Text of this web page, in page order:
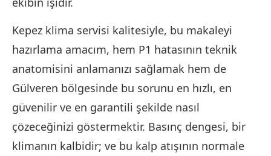
Kepez klima servisi kalitesiyle, bu makaleyi
hazırlama amacım, hem P1 hatasının teknik
anatomisini anlamanızı sağlamak hem de
Gülveren bölgesinde bu sorunu en hızlı, en
güvenilir ve en garantili şekilde nasıl
çözeceğinizi göstermektir. Basınç dengesi, bir
klimanın kalbidir; ve bu kalp atışının normale